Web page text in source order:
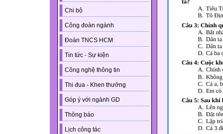
Chi bộ
Công đoàn ngành
Đoàn TNCS HCM
Tin tức - Sự kiện
Công nghệ thông tin
Thi đua - Khen thưởng
Góp ý với ngành GD
Thông báo
Lịch công tác